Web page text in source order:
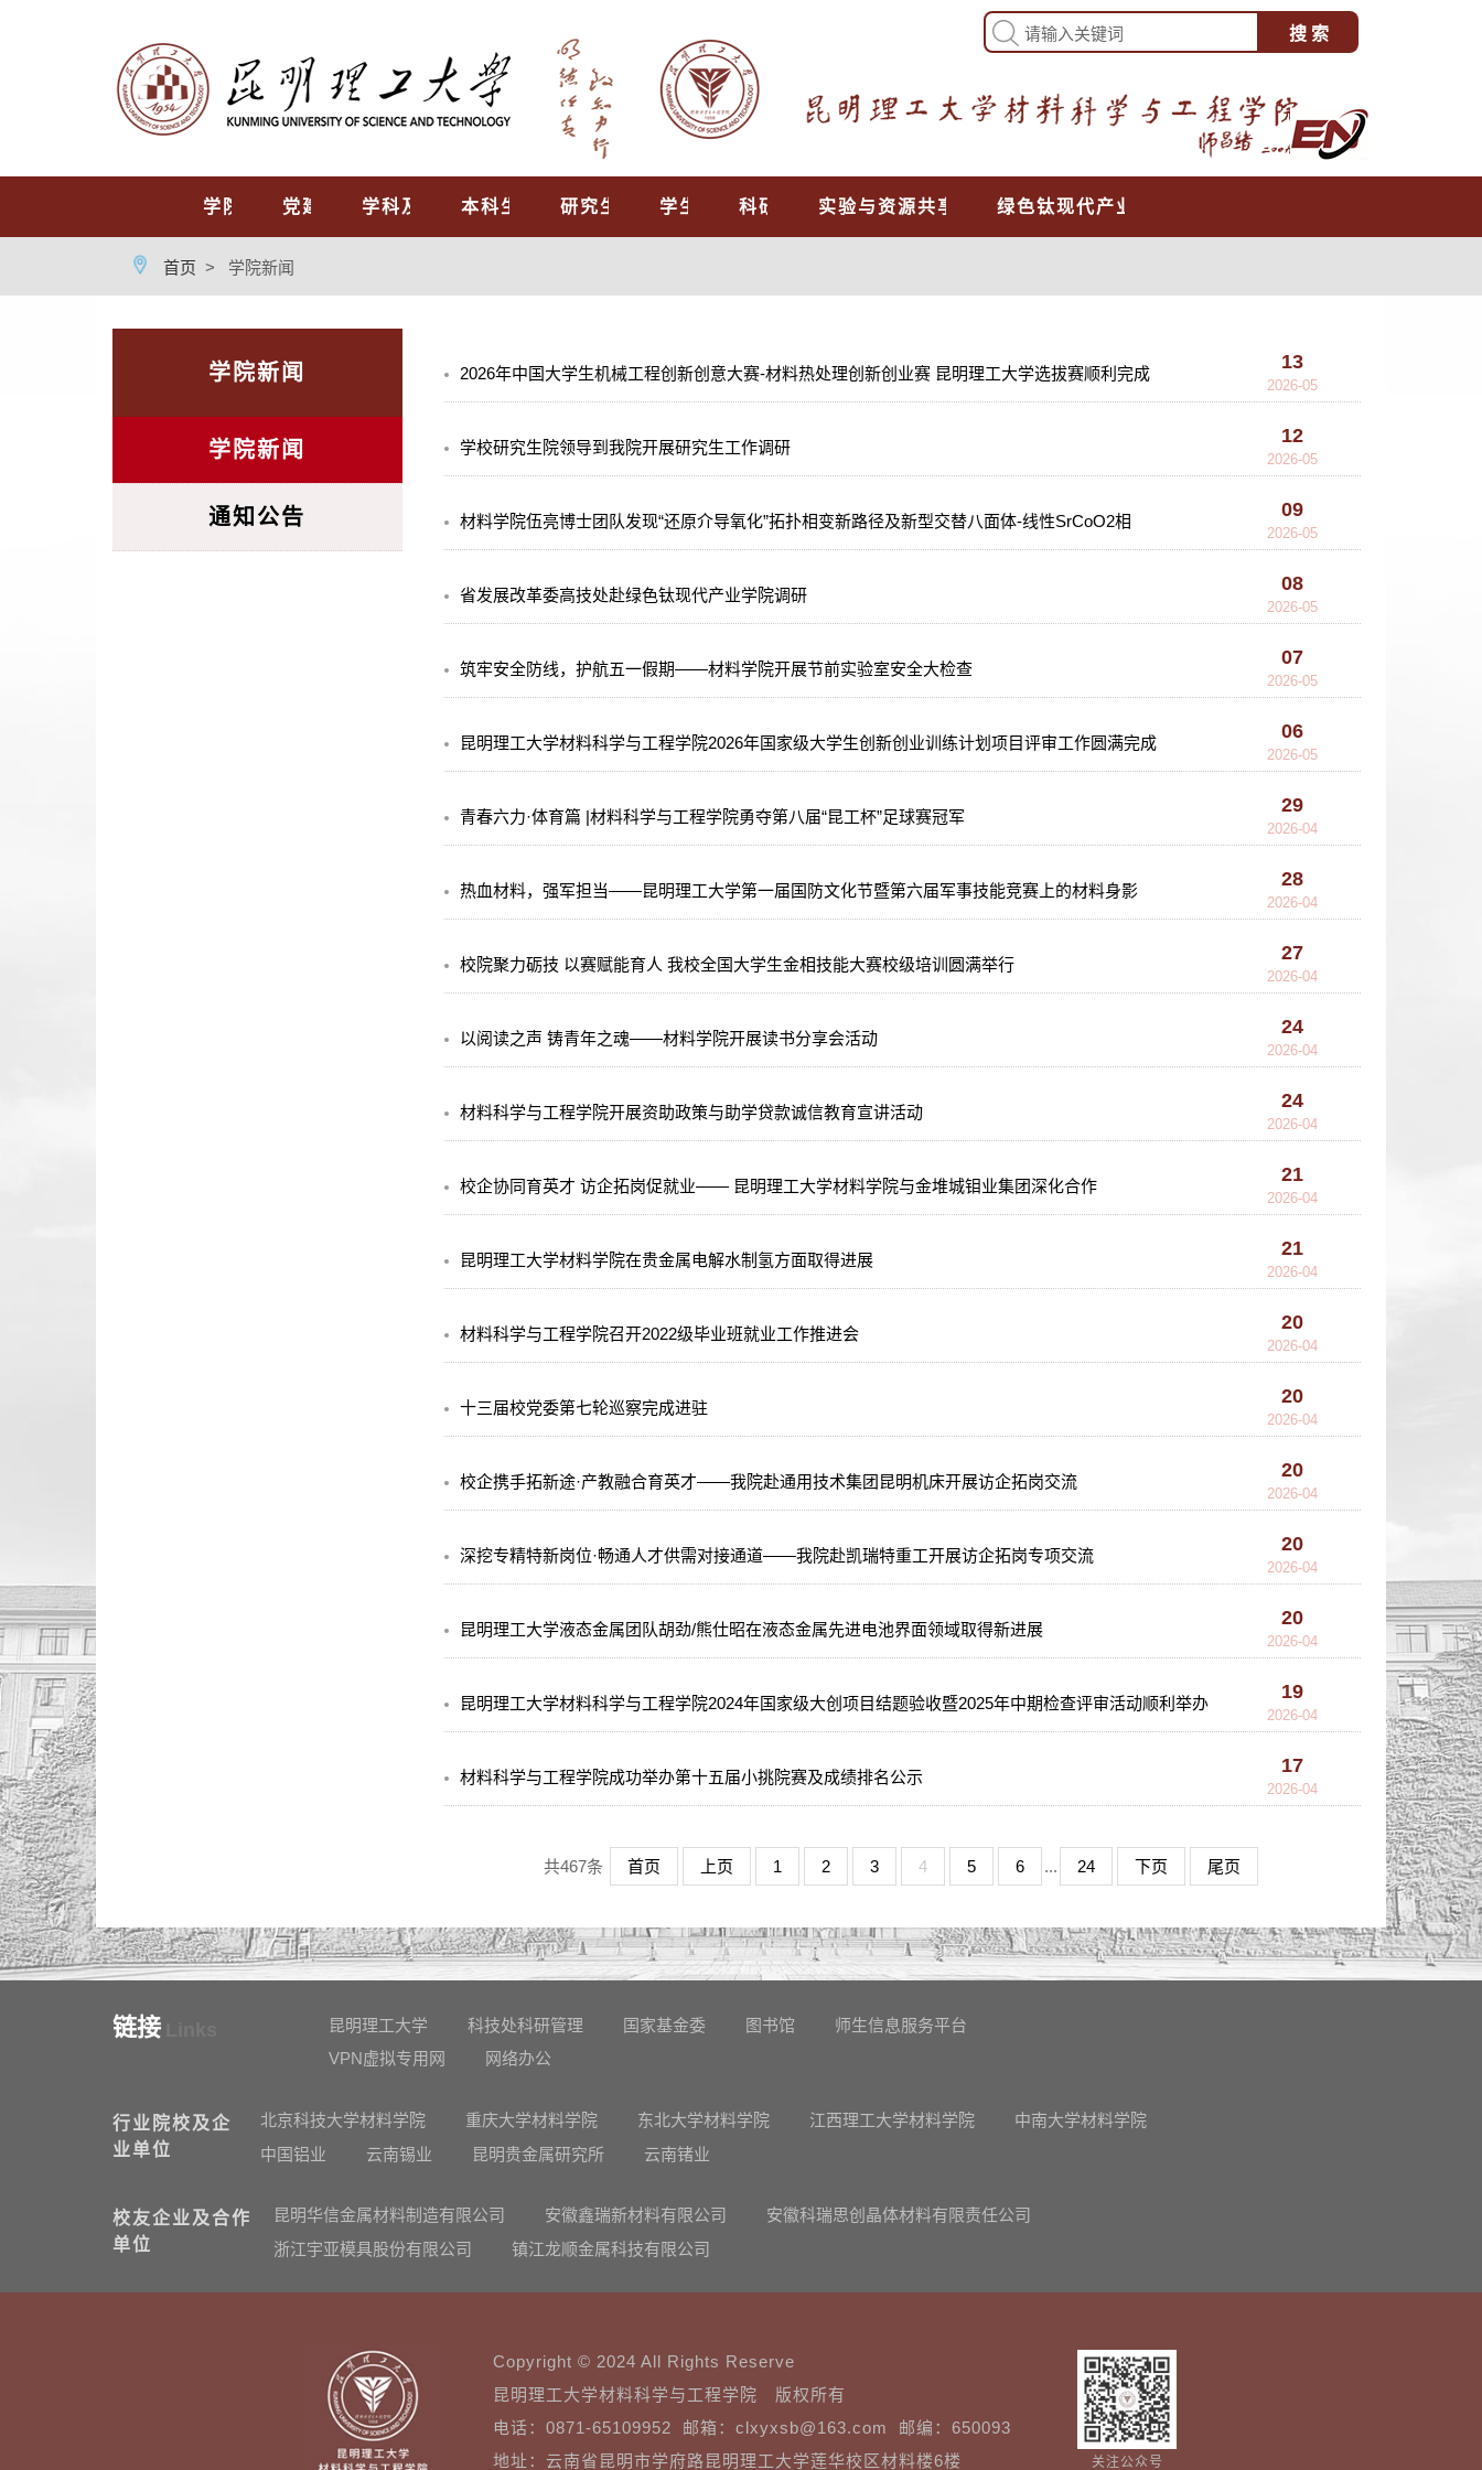
学院概况 党建工作 学科及专业 本科生教育 研究生培养 学生工作 科研工作 实验与资源共享中心 绿色钛现代产业学院
首页 > 学院新闻
学院新闻
学院新闻
通知公告
2026年中国大学生机械工程创新创意大赛-材料热处理创新创业赛 昆明理工大学选拔赛顺利完成
13
2026-05
学校研究生院领导到我院开展研究生工作调研
12
2026-05
材料学院伍亮博士团队发现“还原介导氧化”拓扑相变新路径及新型交替八面体-线性SrCoO2相
09
2026-05
省发展改革委高技处赴绿色钛现代产业学院调研
08
2026-05
筑牢安全防线，护航五一假期——材料学院开展节前实验室安全大检查
07
2026-05
昆明理工大学材料科学与工程学院2026年国家级大学生创新创业训练计划项目评审工作圆满完成
06
2026-05
青春六力·体育篇 |材料科学与工程学院勇夺第八届“昆工杯”足球赛冠军
29
2026-04
热血材料，强军担当——昆明理工大学第一届国防文化节暨第六届军事技能竞赛上的材料身影
28
2026-04
校院聚力砺技 以赛赋能育人 我校全国大学生金相技能大赛校级培训圆满举行
27
2026-04
以阅读之声 铸青年之魂——材料学院开展读书分享会活动
24
2026-04
材料科学与工程学院开展资助政策与助学贷款诚信教育宣讲活动
24
2026-04
校企协同育英才 访企拓岗促就业​—— 昆明理工大学材料学院与金堆城钼业集团深化合作
21
2026-04
昆明理工大学材料学院在贵金属电解水制氢方面取得进展
21
2026-04
材料科学与工程学院召开2022级毕业班就业工作推进会
20
2026-04
十三届校党委第七轮巡察完成进驻
20
2026-04
校企携手拓新途·产教融合育英才——我院赴通用技术集团昆明机床开展访企拓岗交流
20
2026-04
深挖专精特新岗位·畅通人才供需对接通道——我院赴凯瑞特重工开展访企拓岗专项交流
20
2026-04
昆明理工大学液态金属团队胡劲/熊仕昭在液态金属先进电池界面领域取得新进展
20
2026-04
昆明理工大学材料科学与工程学院2024年国家级大创项目结题验收暨2025年中期检查评审活动顺利举办
19
2026-04
材料科学与工程学院成功举办第十五届小挑院赛及成绩排名公示
17
2026-04
共467条 首页 上页 1 2 3 4 5 6 ... 24 下页 尾页
链接 昆明理工大学 科技处科研管理 国家基金委 图书馆
师生信息服务平台
VPN虚拟专用网
网络办公
行业院校及企
业单位
北京科技大学材料学院 重庆大学材料学院 东北大学材料学院 江西理工大学材料学院
中南大学材料学院
中国铝业
云南锡业 昆明贵金属研究所 云南锗业
校友企业及合作
单位
昆明华信金属材料制造有限公司 安徽鑫瑞新材料有限公司
安徽科瑞思创晶体材料有限责任公司
浙江宇亚模具股份有限公司
镇江龙顺金属科技有限公司
Copyright © 2024 All Rights Reserve
昆明理工大学材料科学与工程学院 版权所有
电话：0871-65109952 邮箱：clxyxsb@163.com 邮编：650093
地址：云南省昆明市学府路昆明理工大学莲华校区材料楼6楼
关注公众号